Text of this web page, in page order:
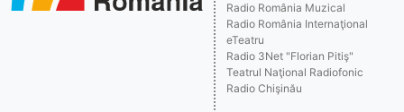
Radio România Muzical
Radio România Internaţional
eTeatru
Radio 3Net "Florian Pitiş"
Teatrul Naţional Radiofonic
Radio Chişinău